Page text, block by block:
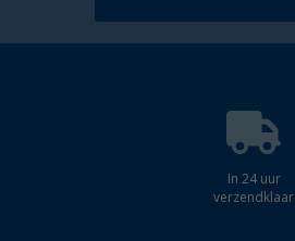
In 24 uur
verzendklaar